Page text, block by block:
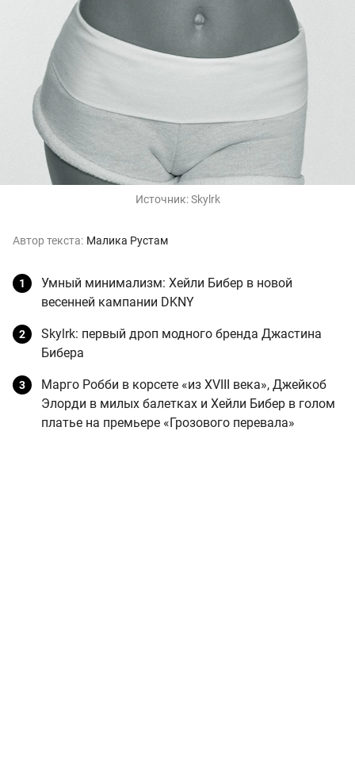
Источник:Skylrk
Автор текста: Малика Рустам
Умный минимализм: Хейли Бибер в новой
весенней кампании DKNY
Skylrk: первый дроп модного бренда Джастина
Бибера
Марго Робби в корсете «из XVIII века», Джейкоб
Элорди в милых балетках и Хейли Бибер в голом
платье на премьере «Грозового перевала»